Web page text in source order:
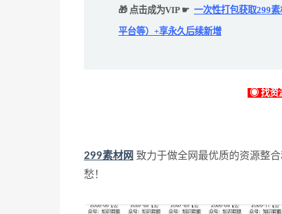
🎁 点击成为VIP ☛ 一次性打包获取299
平台等）+享永久后续新增
◉ 找资
299素材网 致力于做全网最优质的资源整
愁！